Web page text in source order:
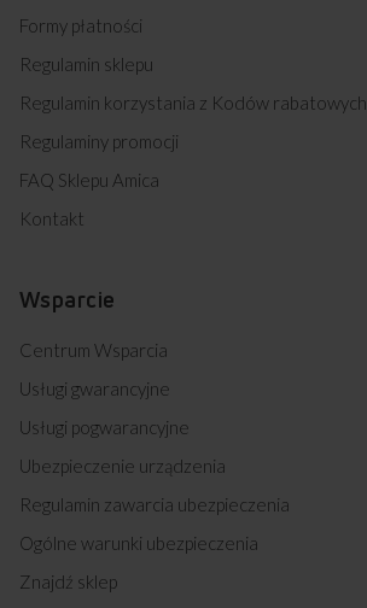
Formy płatności
Regulamin sklepu
Regulamin korzystania z Kodów rabatowych
Regulaminy promocji
FAQ Sklepu Amica
Kontakt
Wsparcie
Centrum Wsparcia
Usługi gwarancyjne
Usługi pogwarancyjne
Ubezpieczenie urządzenia
Regulamin zawarcia ubezpieczenia
Ogólne warunki ubezpieczenia
Znajdź sklep